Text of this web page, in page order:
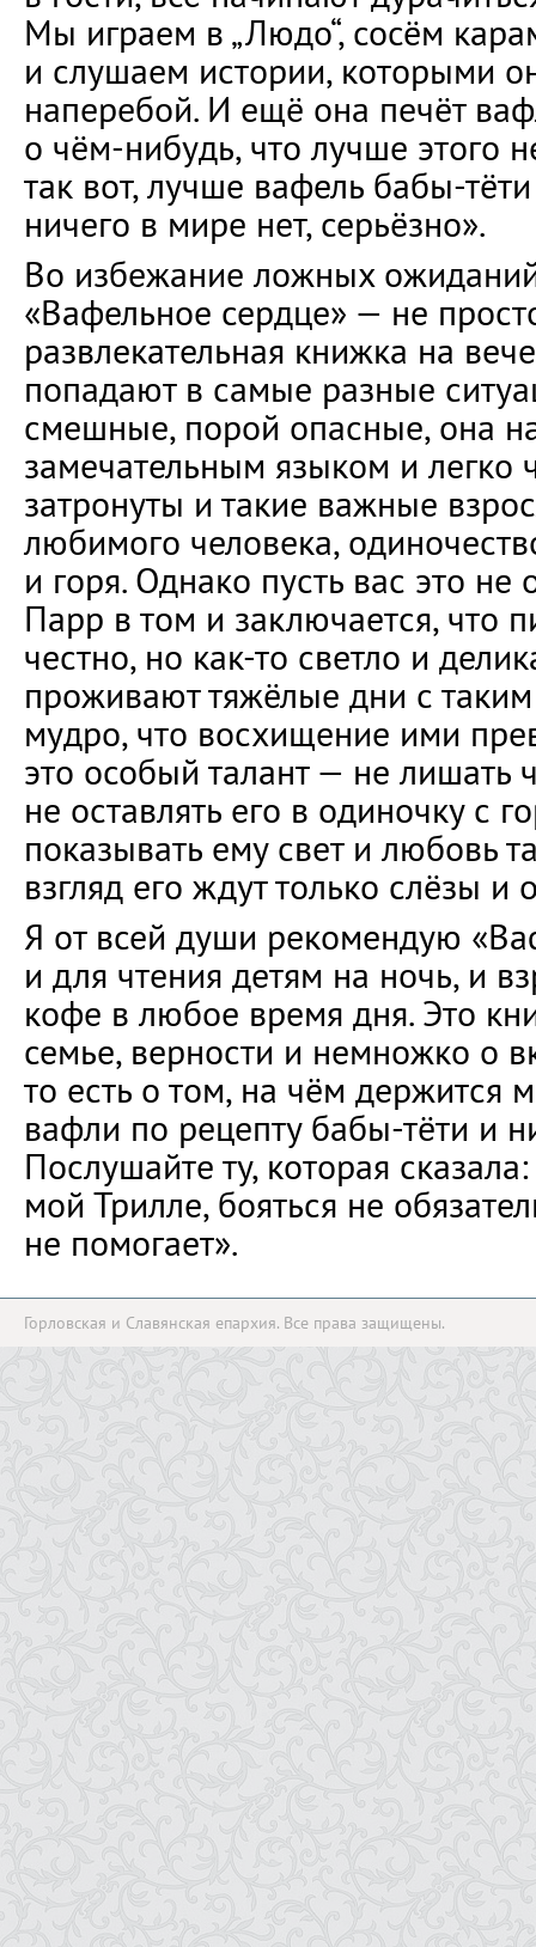
Мы играем в „Людо“, сосём
и слушаем истории, которыми
наперебой. И ещё она печёт
о чём-нибудь, что лучше этого
так вот, лучше вафель бабы-
ничего в мире нет, серьёзно».
Во избежание ложных
«Вафельное сердце» — не
развлекательная книжка на
попадают в самые разные
смешные, порой опасные, она
замечательным языком и легко
затронуты и такие важные
любимого человека,
и горя. Однако пусть вас это не
Парр в том и заключается, что
честно, но как-то светло и
проживают тяжёлые дни с
мудро, что восхищение ими
это особый талант — не лишать
не оставлять его в одиночку с
показывать ему свет и любовь
взгляд его ждут только слёзы и
Я от всей души рекомендую
и для чтения детям на ночь, и
кофе в любое время дня. Это
семье, верности и немножко о
то есть о том, на чём держится
вафли по рецепту бабы-тёти и
Послушайте ту, которая
мой Трилле, бояться не
не помогает».
Горловская и Славянская епархия. Все права защищены.